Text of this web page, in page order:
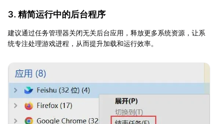
3. 精简运行中的后台程序
建议通过任务管理器关闭无关后台应用，释放更多系统资源，让系
统专注处理游戏进程，从而提升加载和运行效率。